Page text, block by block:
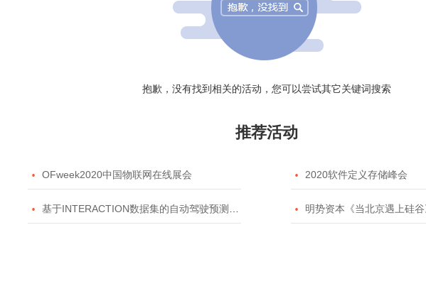
抱歉，没有找到相关的活动，您可以尝试其它关键词搜索
推荐活动
 OFweek2020中国物联网在线展会  2020软件定义存储峰会
 基于INTERACTION数据集的自动驾驶预测模型挑战赛  明势资本《当北京遇上硅谷》系列